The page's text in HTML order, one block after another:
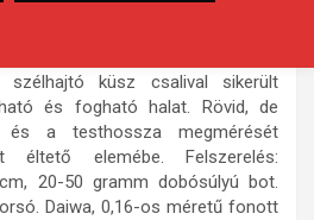
szélhajtó küsz csalival sikerült
és fogható halat. Rövid, de
és a testhossza megmérését
éltető elemébe. Felszerelés:
20-50 gramm dobósúlyú bot.
Daiwa, 0,16-os méretű fonott